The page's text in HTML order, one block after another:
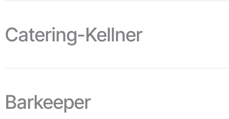
Catering-Kellner
Barkeeper